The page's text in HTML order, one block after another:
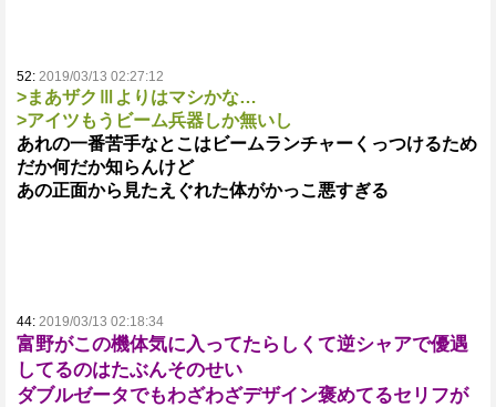
52: 2019/03/13 02:27:12
>まあザクⅢよりはマシかな…
>アイツもうビーム兵器しか無いし
あれの一番苦手なとこはビームランチャーくっつけるため
だか何だか知らんけど
あの正面から見たえぐれた体がかっこ悪すぎる
44: 2019/03/13 02:18:34
富野がこの機体気に入ってたらしくて逆シャアで優遇
してるのはたぶんそのせい
ダブルゼータでもわざわざデザイン褒めてるセリフが